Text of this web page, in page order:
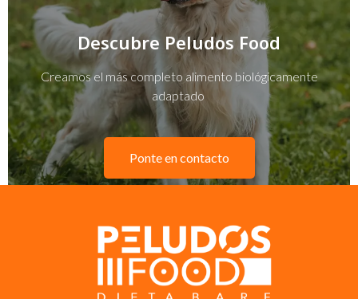
Descubre Peludos Food
Creamos el más completo alimento biológicamente
adaptado
Ponte en contacto